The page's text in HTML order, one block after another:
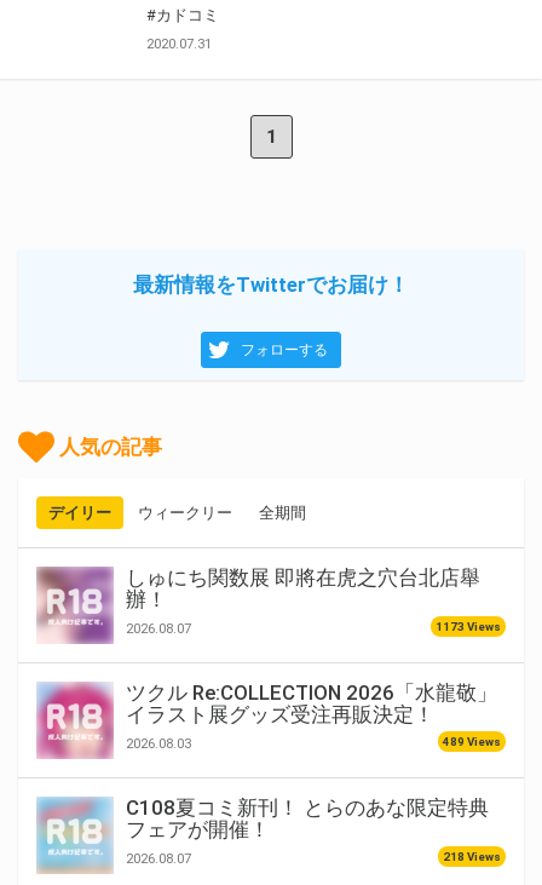
#カドコミ
2020.07.31
1
最新情報をTwitterでお届け！
フォローする
人気の記事
デイリー ウィークリー 全期間
しゅにち関数展 即將在虎之穴台北店舉
辦！
2026.08.07 1173 Views
ツクル Re:COLLECTION 2026「水龍敬」
イラスト展グッズ受注再販決定！
2026.08.03 489 Views
C108夏コミ新刊！ とらのあな限定特典
フェアが開催！
2026.08.07 218 Views